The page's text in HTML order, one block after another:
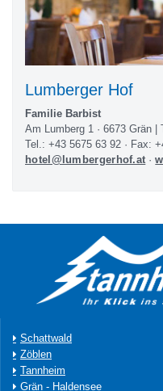
Lumberger Hof
Familie Barbist
Am Lumberg 1 · 6673 Grän |
Tel.: +43 5675 63 92 · Fax:
hotel@lumbergerhof.at ·
Schattwald
Zöblen
Tannheim
Grän - Haldensee